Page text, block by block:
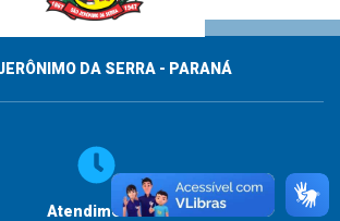
DA SERRA - PARANÁ
Atendimento